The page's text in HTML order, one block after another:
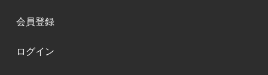
会員登録
ログイン